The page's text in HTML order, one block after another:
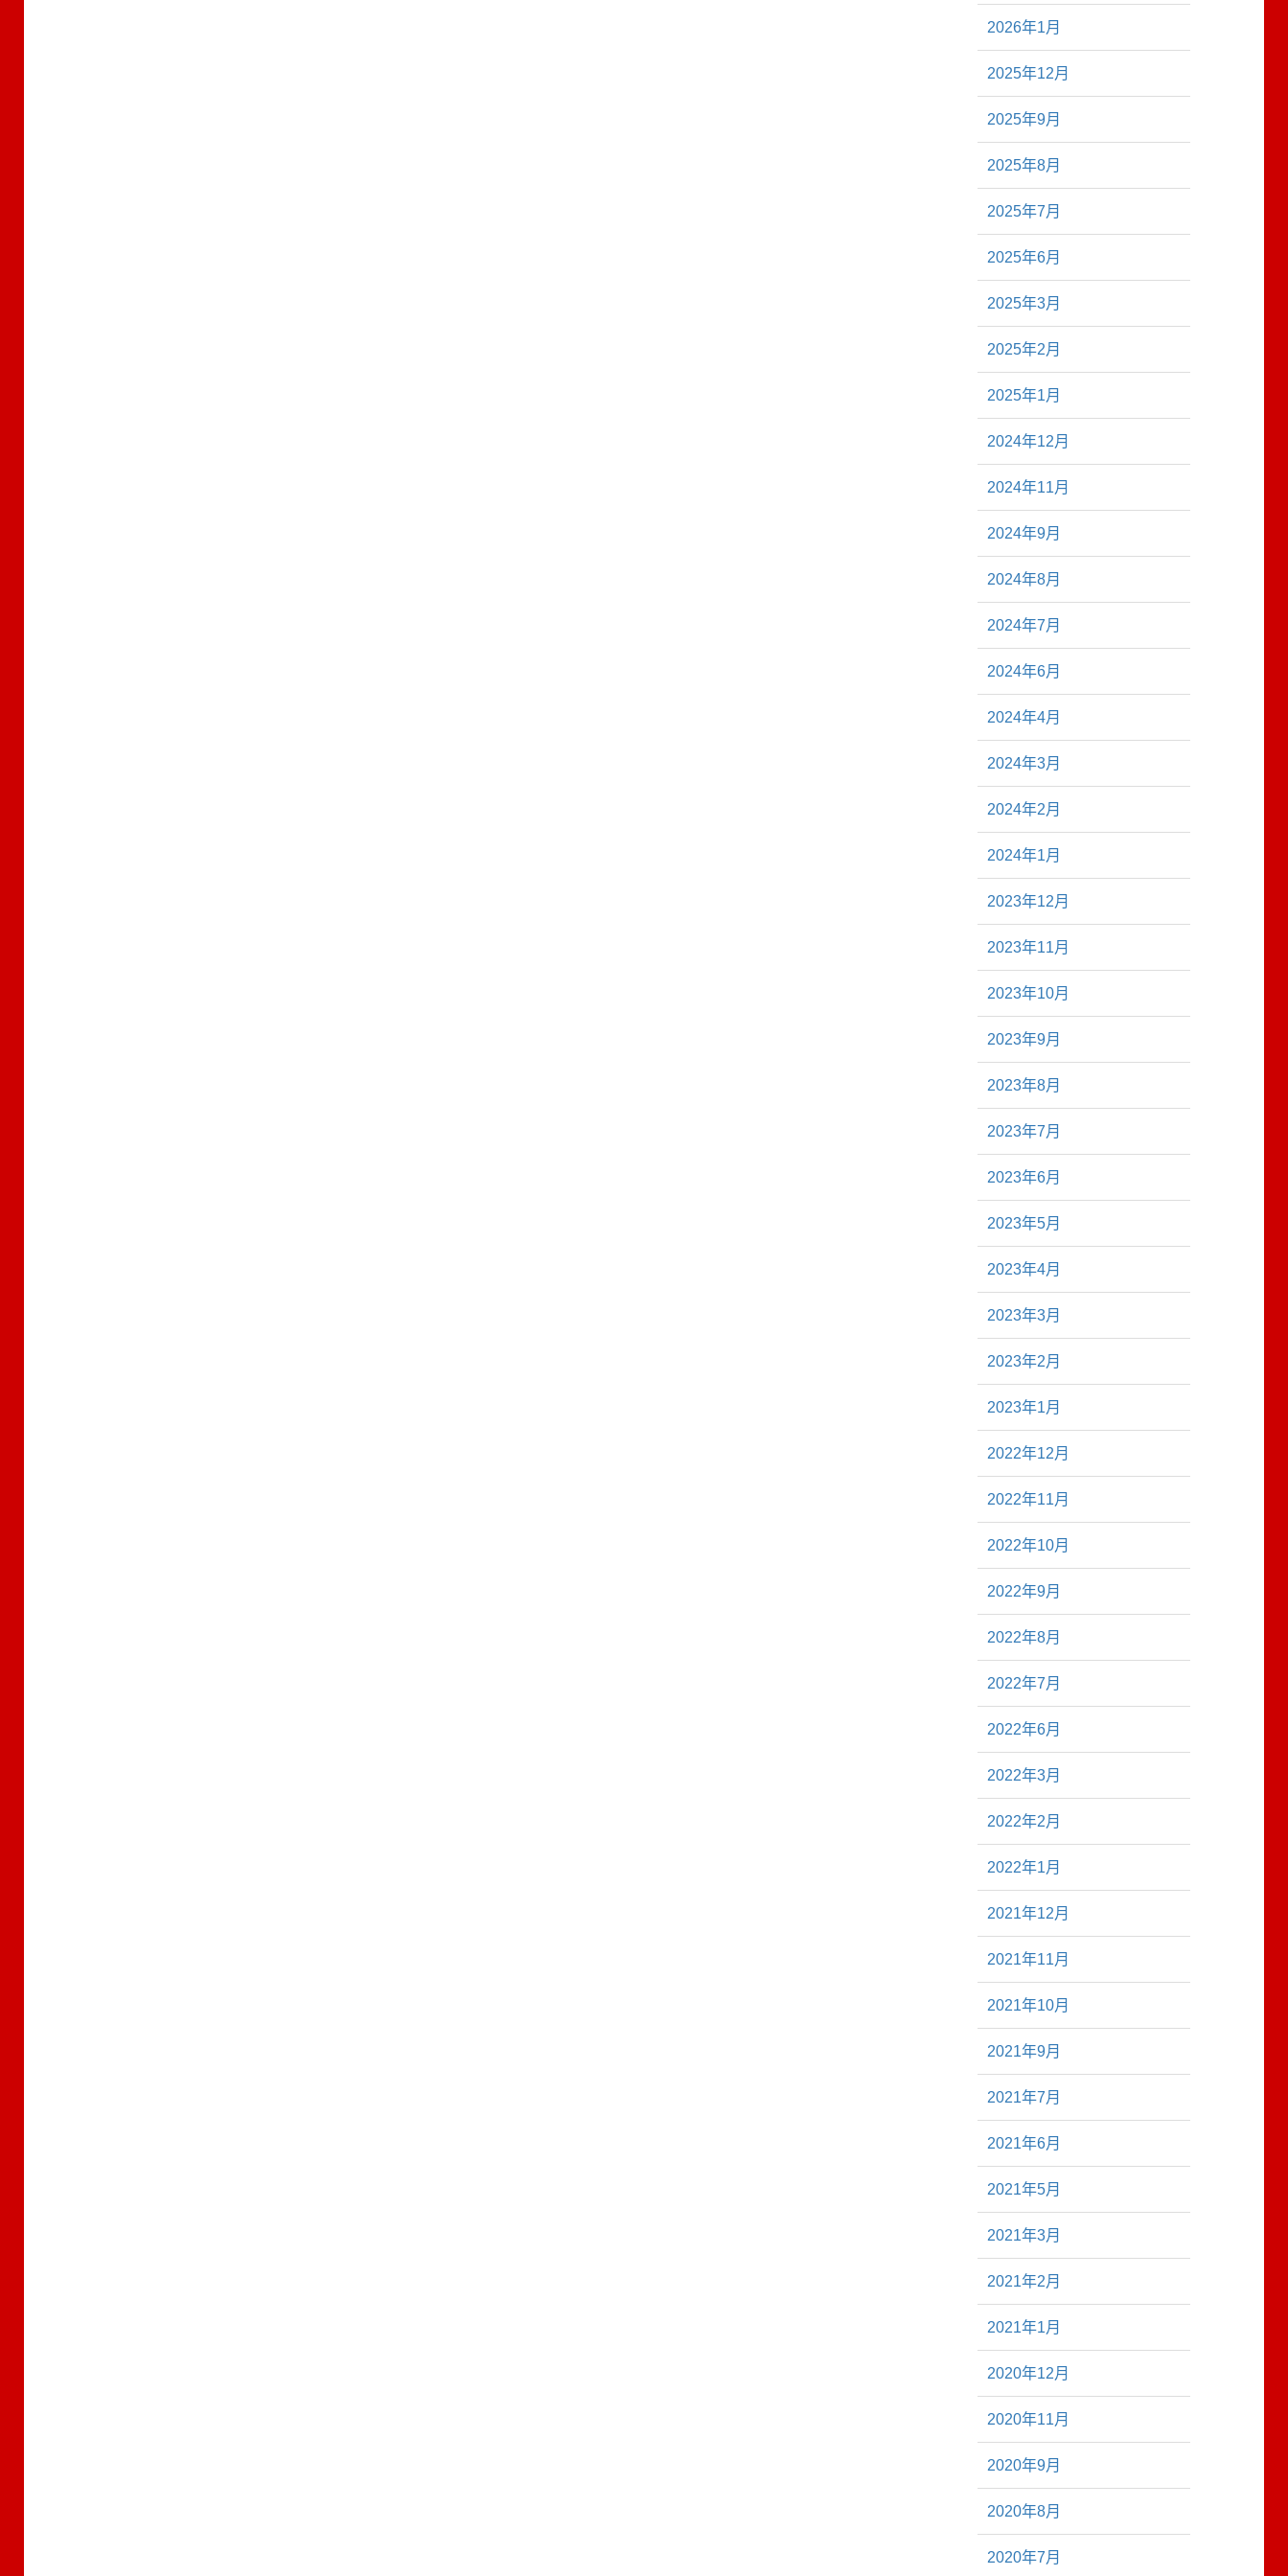
2026年1月
2025年12月
2025年9月
2025年8月
2025年7月
2025年6月
2025年3月
2025年2月
2025年1月
2024年12月
2024年11月
2024年9月
2024年8月
2024年7月
2024年6月
2024年4月
2024年3月
2024年2月
2024年1月
2023年12月
2023年11月
2023年10月
2023年9月
2023年8月
2023年7月
2023年6月
2023年5月
2023年4月
2023年3月
2023年2月
2023年1月
2022年12月
2022年11月
2022年10月
2022年9月
2022年8月
2022年7月
2022年6月
2022年3月
2022年2月
2022年1月
2021年12月
2021年11月
2021年10月
2021年9月
2021年7月
2021年6月
2021年5月
2021年3月
2021年2月
2021年1月
2020年12月
2020年11月
2020年9月
2020年8月
2020年7月